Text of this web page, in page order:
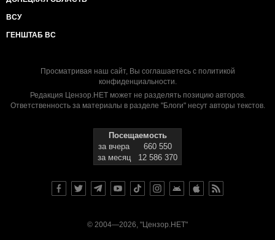
ВСУ
ГЕНШТАБ ВС
Просматривая наш сайт, Вы соглашаетесь с политикой
конфиденциальности.
Редакция Цензор.НЕТ может не разделять позицию авторов.
Ответственность за материалы в разделе "Блоги" несут авторы текстов.
Посещаемость
за вчера
660 550
за месяц
12 586 370
© 2004—2026, "Цензор.НЕТ"